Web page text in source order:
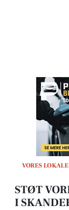
VORES
STØT
I